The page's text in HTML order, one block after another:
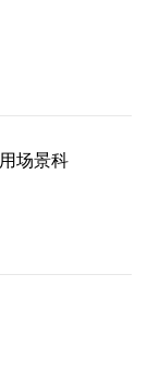
场景科